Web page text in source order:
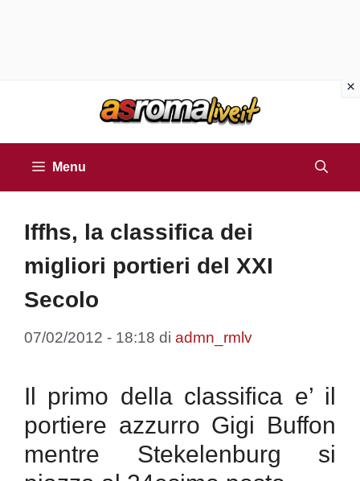
Menu
Iffhs, la classifica dei
migliori portieri del XXI
Secolo
07/02/2012 - 18:18 di admn_rmlv
Il primo della classifica e’ il
portiere azzurro Gigi Buffon
mentre Stekelenburg si